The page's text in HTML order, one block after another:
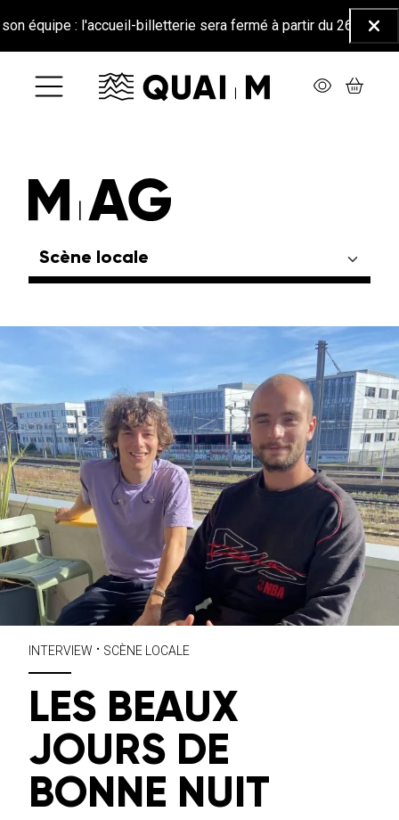
équipe : l'accueil-billetterie sera fermé à partir du 26 juin
INTERVIEW • SCÈNE LOCALE
LES BEAUX
JOURS DE
BONNE NUIT